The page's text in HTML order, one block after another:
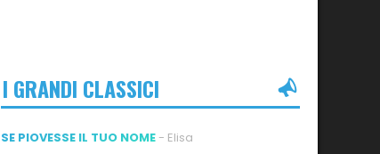
I GRANDI CLASSICI
SE PIOVESSE IL TUO NOME - Elisa